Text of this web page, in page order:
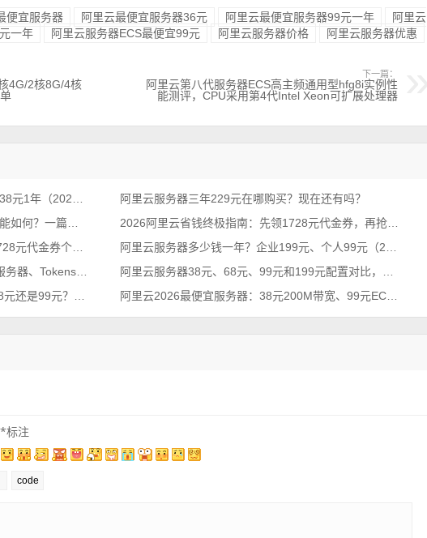
便宜服务器 阿里云最便宜服务器36元 阿里云最便宜服务器99元一年
阿里云
一年 阿里云服务器ECS最便宜99元 阿里云服务器价格
阿里云服务器优惠
4G/2核8G/4核
下一篇：
阿里云第八代服务器ECS高主频通用型hfg8i实例性
能测评，CPU采用第4代Intel Xeon可扩展处理器
阿里云618优惠活动：云服务器价格表38元1年（2026年最新618活动）
阿里云服务器三年229元在哪购买？现在还有吗？
阿里云服务器三年229元在哪购买？性能如何？一篇看懂
2026阿里云省钱终极指南：先领1728元代金券，再抢99元/年服务器！
阿里云优惠券2026年3月最新领取：1728元代金券个人和企业都能领
阿里云服务器多少钱一年？企业199元、个人99元（2026年不买亏系列）
阿里云优惠活动大全：2026年最新云服务器、Tokens、云存储及数据库汇总
阿里云服务器38元、68元、99元和199元配置对比，优惠价格活动政策解读
阿里云最便宜的服务器一年多少钱？38元还是99元？性价比之王
阿里云2026最便宜服务器：38元200M带宽、99元ECS和199元哪个优惠？
*标注